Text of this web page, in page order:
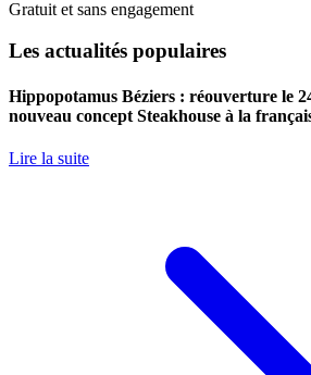
Gratuit et sans engagement
Les actualités populaires
Hippopotamus Béziers : réouverture le
nouveau concept Steakhouse à la
Lire la suite